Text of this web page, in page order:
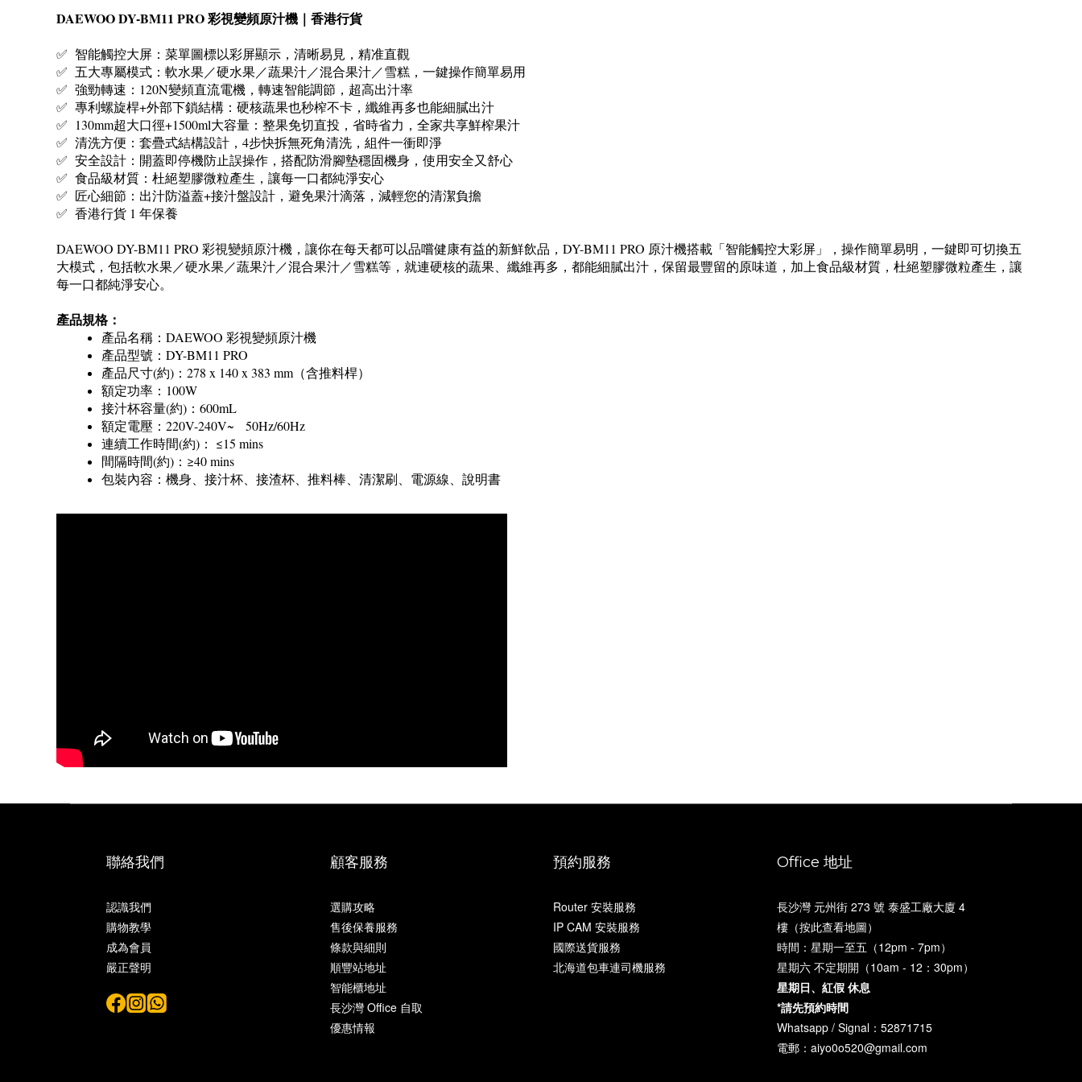
DAEWOO DY-BM11 PRO 彩視變頻原汁機｜香港行貨
✅ 智能觸控大屏：菜單圖標以彩屏顯示，清晰易見，精准直觀
✅ 五大專屬模式：軟水果／硬水果／蔬果汁／混合果汁／雪糕，一鍵操作簡單易用
✅ 強勁轉速：120N變頻直流電機，轉速智能調節，超高出汁率
✅ 專利螺旋桿+外部下鎖結構：硬核蔬果也秒榨不卡，纖維再多也能細膩出汁
✅ 130mm超大口徑+1500ml大容量：整果免切直投，省時省力，全家共享鮮榨果汁
✅ 清洗方便：套疊式結構設計，4步快拆無死角清洗，組件一衝即淨
✅ 安全設計：開蓋即停機防止誤操作，搭配防滑腳墊穩固機身，使用安全又舒心
✅ 食品級材質：杜絕塑膠微粒產生，讓每一口都純淨安心
✅ 匠心細節：出汁防溢蓋+接汁盤設計，避免果汁滴落，減輕您的清潔負擔
✅ 香港行貨 1 年保養
DAEWOO DY-BM11 PRO 彩視變頻原汁機，讓你在每天都可以品嚐健康有益的新鮮飲品，DY-BM11 PRO 原汁機搭載「智能觸控大彩屏」，操作簡單易明，一鍵即可切換五
大模式，包括軟水果／硬水果／蔬果汁／混合果汁／雪糕等，就連硬核的蔬果、纖維再多，都能細膩出汁，保留最豐留的原味道，加上食品級材質，杜絕塑膠微粒產生，讓
每一口都純淨安心。
產品規格：
產品名稱：DAEWOO 彩視變頻原汁機
產品型號：DY-BM11 PRO
產品尺寸(約)：278 x 140 x 383 mm（含推料桿）
額定功率：100W
接汁杯容量(約)：600mL
額定電壓：220V-240V~ 50Hz/60Hz
連續工作時間(約)： ≤15 mins
間隔時間(約)：≥40 mins
包裝內容：機身、接汁杯、接渣杯、推料棒、清潔刷、電源線、說明書
聯絡我們
認識我們
購物教學
成為會員
嚴正聲明
顧客服務
選購攻略
售後保養服務
條款與細則
順豐站地址
智能櫃地址
長沙灣 Office 自取
優惠情報
預約服務
Router 安裝服務
IP CAM 安裝服務
國際送貨服務
北海道包車連司機服務
Office 地址
長沙灣 元州街 273 號 泰盛工廠大廈 4
樓（按此查看地圖）
時間：星期一至五（12pm - 7pm）
星期六 不定期開（10am - 12：30pm）
星期日、紅假 休息
*請先預約時間
Whatsapp / Signal：52871715
電郵：aiyo0o520@gmail.com